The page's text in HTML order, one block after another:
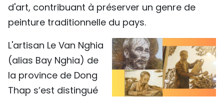
d'art, contribuant à préserver un genre de
peinture traditionnelle du pays.
L'artisan Le Van Nghia
(alias Bay Nghia) de
la province de Dong
Thap s’est distingué